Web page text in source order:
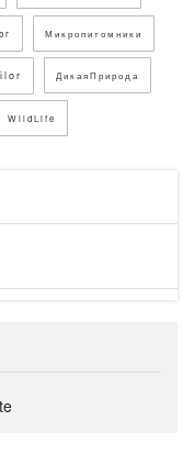
Микропитомники
ДикаяПрирода
WildLife